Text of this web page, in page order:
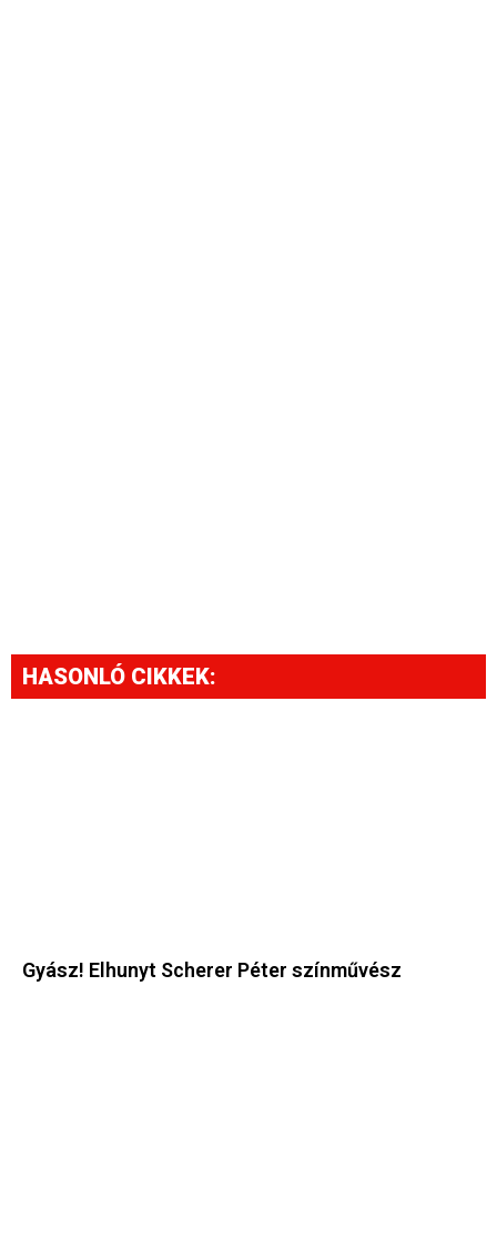
HASONLÓ CIKKEK:
Gyász! Elhunyt Scherer Péter színművész